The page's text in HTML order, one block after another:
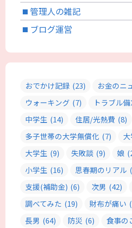
管理人の雑記
ブログ運営
おでかけ記録 (23) お金のニ
ウォーキング (7) トラブル
中学生 (14) 住居/光熱費 (8)
多子世帯の大学無償化 (7)
大学生 (9) 失敗談 (9) 娘
小学生 (16) 思春期のリアル
支援(補助金) (6) 次男 (42)
調べてみた (19) 財布が痛い
長男 (64) 防災 (6) 食事の